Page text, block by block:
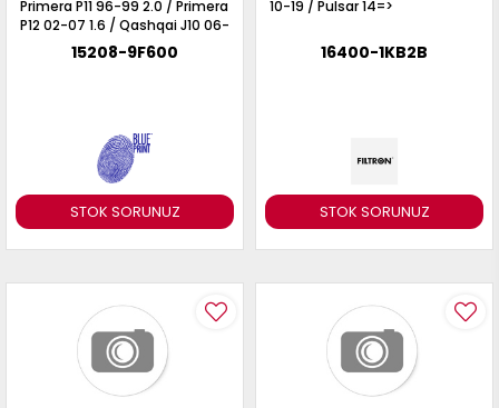
STOK SORUNUZ
Primera P11 96-99 2.0 / Primera
P12 02-07 1.6 / Qashqai J10 06-
13 1.6 / Juke F15 10-19 1.6 /
Benzinli Motorlar
15208-9F600
STOK SORUNUZ
10-19 / Pulsar 14=>
16400-1KB2B